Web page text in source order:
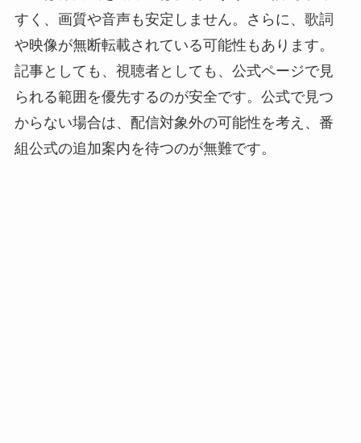
すく、画質や音声も安定しません。さらに、歌詞
や映像が無断転載されている可能性もあります。
記事としても、視聴者としても、公式ページで見
られる範囲を優先するのが安全です。公式で見つ
からない場合は、配信対象外の可能性を考え、番
組公式の追加案内を待つのが無難です。